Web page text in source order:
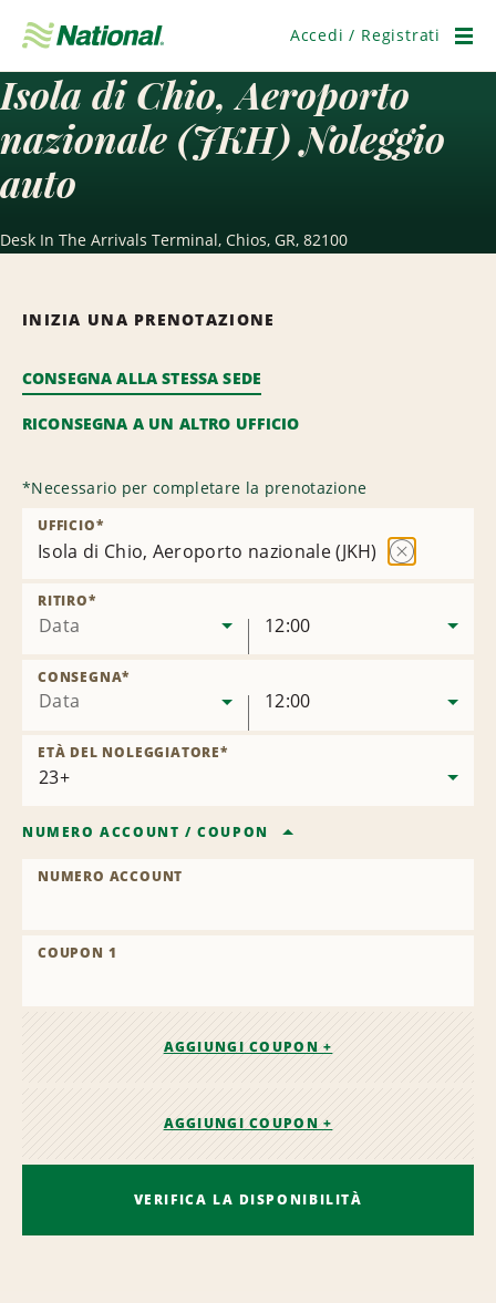
navigazione
Accedi / Registrati
Isola di Chio, Aeroporto
nazionale (JKH) Noleggio
auto
Desk In The Arrivals Terminal, Chios, GR, 82100
INIZIA UNA PRENOTAZIONE
CONSEGNA ALLA STESSA SEDE
RICONSEGNA A UN ALTRO UFFICIO
*Necessario per completare la prenotazione
Isola di Chio, Aeroporto nazionale (JKH)
UFFICIO*
Data
RITIRO*
12:00
Data
CONSEGNA*
12:00
ETÀ DEL NOLEGGIATORE*
NUMERO ACCOUNT /COUPON
NUMERO ACCOUNT
COUPON 1
AGGIUNGI COUPON +
AGGIUNGI COUPON +
VERIFICA LA DISPONIBILITÀ